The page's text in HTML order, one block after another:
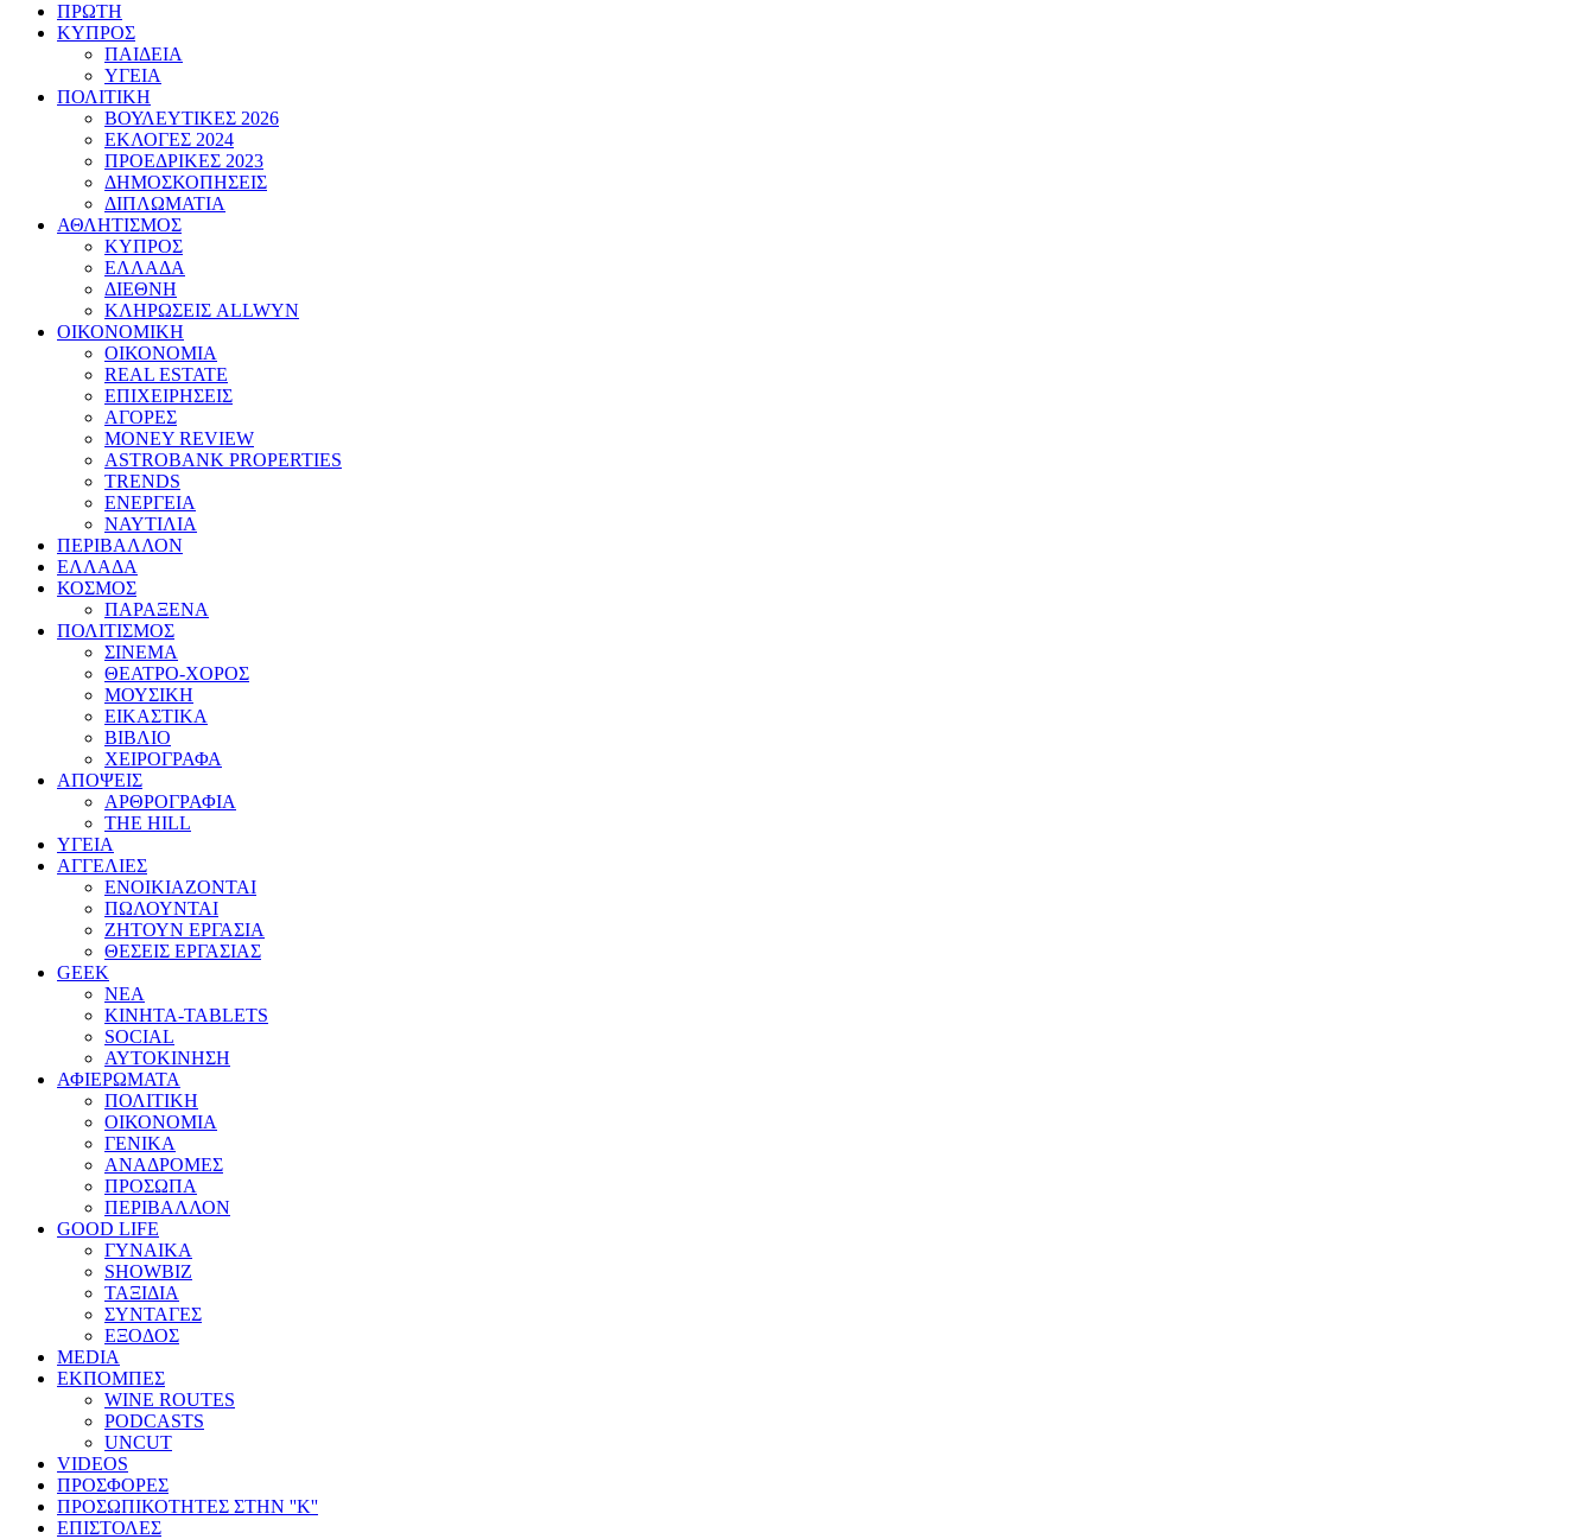
ΠΡΩΤΗ
ΚΥΠΡΟΣ
ΠΑΙΔΕΙΑ
ΥΓΕΙΑ
ΠΟΛΙΤΙΚΗ
ΒΟΥΛΕΥΤΙΚΕΣ 2026
ΕΚΛΟΓΕΣ 2024
ΠΡΟΕΔΡΙΚΕΣ 2023
ΔΗΜΟΣΚΟΠΗΣΕΙΣ
ΔΙΠΛΩΜΑΤΙΑ
ΑΘΛΗΤΙΣΜΟΣ
ΚΥΠΡΟΣ
ΕΛΛΑΔΑ
ΔΙΕΘΝΗ
ΚΛΗΡΩΣΕΙΣ ALLWYN
ΟΙΚΟΝΟΜΙΚΗ
ΟΙΚΟΝΟΜΙΑ
REAL ESTATE
ΕΠΙΧΕΙΡΗΣΕΙΣ
ΑΓΟΡΕΣ
MONEY REVIEW
ASTROBANK PROPERTIES
TRENDS
ΕΝΕΡΓΕΙΑ
ΝΑΥΤΙΛΙΑ
ΠΕΡΙΒΑΛΛΟΝ
ΕΛΛΑΔΑ
ΚΟΣΜΟΣ
ΠΑΡΑΞΕΝΑ
ΠΟΛΙΤΙΣΜΟΣ
ΣΙΝΕΜΑ
ΘΕΑΤΡΟ-ΧΟΡΟΣ
ΜΟΥΣΙΚΗ
ΕΙΚΑΣΤΙΚΑ
ΒΙΒΛΙΟ
ΧΕΙΡΟΓΡΑΦΑ
ΑΠΟΨΕΙΣ
ΑΡΘΡΟΓΡΑΦΙΑ
THE HILL
ΥΓΕΙΑ
ΑΓΓΕΛΙΕΣ
ΕΝΟΙΚΙΑΖΟΝΤΑΙ
ΠΩΛΟΥΝΤΑΙ
ΖΗΤΟΥΝ ΕΡΓΑΣΙΑ
ΘΕΣΕΙΣ ΕΡΓΑΣΙΑΣ
GEEK
ΝΕΑ
ΚΙΝΗΤΑ-TABLETS
SOCIAL
ΑΥΤΟΚΙΝΗΣΗ
ΑΦΙΕΡΩΜΑΤΑ
ΠΟΛΙΤΙΚΗ
ΟΙΚΟΝΟΜΙΑ
ΓΕΝΙΚΑ
ΑΝΑΔΡΟΜΕΣ
ΠΡΟΣΩΠΑ
ΠΕΡΙΒΑΛΛΟΝ
GOOD LIFE
ΓΥΝΑΙΚΑ
SHOWBIZ
ΤΑΞΙΔΙΑ
ΣΥΝΤΑΓΕΣ
ΕΞΟΔΟΣ
MEDIA
ΕΚΠΟΜΠΕΣ
WINE ROUTES
PODCASTS
UNCUT
VIDEOS
ΠΡΟΣΦΟΡΕΣ
ΠΡΟΣΩΠΙΚΟΤΗΤΕΣ ΣΤΗΝ ''Κ''
ΕΠΙΣΤΟΛΕΣ